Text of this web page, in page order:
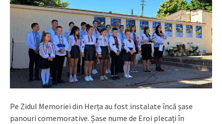
Pe Zidul Memoriei din Herța au fost instalate încă șase
panouri comemorative. Șase nume de Eroi plecați în